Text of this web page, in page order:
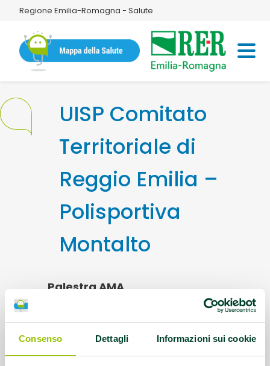
Consenso Dettagli Informazioni sui cookie
Regione Emilia-Romagna - Salute
UISP Comitato
Territoriale di
Reggio Emilia –
Polisportiva
Montalto
Palestra AMA
Via Cà De Miotti, 1 42030
Vezzano sul Crostolo
Protocolli AMA:AFA Artrosi della spalla,